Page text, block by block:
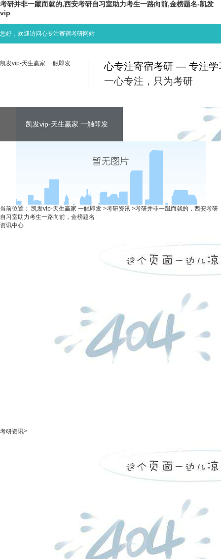
考研并非一蹴而就的,西安考研自习室助力考生一路向前,金榜题名-凯发
vip
您好，欢迎访问心专注寄宿考研网站
凯发vip-天生赢家 一触即发
心专注寄宿考研 — 专注学
一心专注，只为考研
凯发vip-天生赢家 一触即发 凯发vip-天生赢家 一触即发
凯发vip-天生赢家 一触即发 考研资讯
当前位置： 凯发vip-天生赢家 一触即发 >考研资讯 >考研并非一蹴而就的，西安考研
自习室助力考生一路向前，金榜题名
资讯中心
考研资讯>